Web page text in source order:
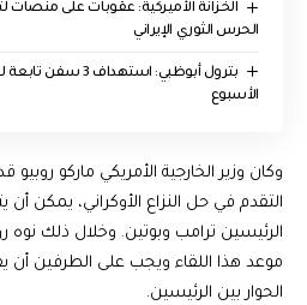
الخزانة الأميركية: عقوبات على
الحرس الثوري الإيراني
بترول أبوظبي:
الأسبوع
وكان وزير الخارجية الأمريكي ماركو
التقدم في حل النزاع الأوكراني، يمكن
الرئيسين ترامب وبوتين. وخلال ذلك نوه
موعد هذا اللقاء ويجب على الطرفين أن
الحوار بين الرئيسين.